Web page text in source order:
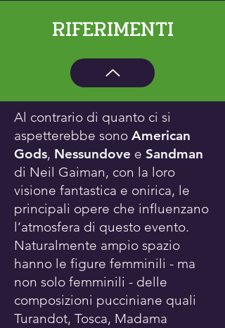
RIFERIMENTI
Al contrario di quanto ci si
aspetterebbe sono American
Gods, Nessundove e Sandman
di Neil Gaiman, con la loro
visione fantastica e onirica, le
principali opere che influenzano
l’atmosfera di questo evento.
Naturalmente ampio spazio
hanno le figure femminili - ma
non solo femminili - delle
composizioni pucciniane quali
Turandot, Tosca, Madama